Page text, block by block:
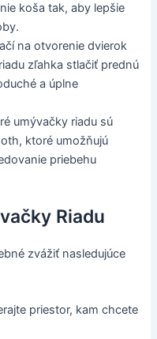
koša tak, aby lepšie
na otvorenie dvierok
zľahka stlačiť prednú
a úplne
umývačky riadu sú
ktoré umožňujú
priebehu
Riadu
zvážiť nasledujúce
priestor, kam chcete